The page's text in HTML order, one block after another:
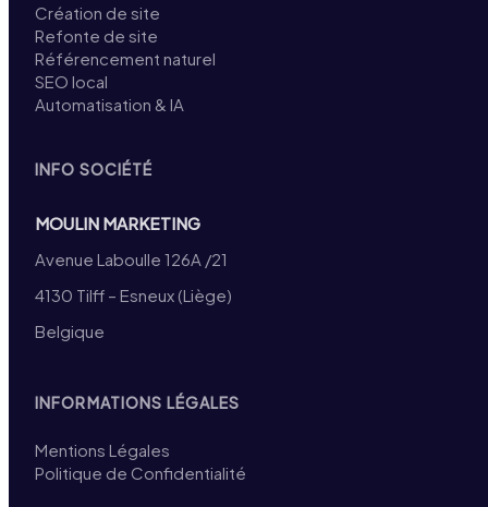
Création de site
Refonte de site
Référencement naturel
SEO local
Automatisation & IA
INFO SOCIÉTÉ
MOULIN MARKETING
Avenue Laboulle 126A /21
4130 Tilff – Esneux (Liège)
Belgique
INFORMATIONS LÉGALES
Mentions Légales
Politique de Confidentialité